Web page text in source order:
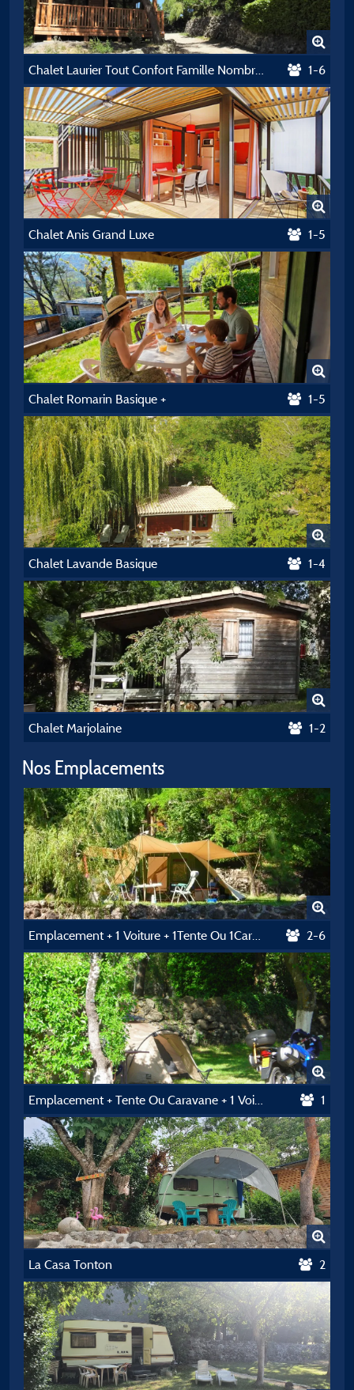
Chalet Laurier Tout Confort Famille Nombreuse 1-6
Chalet Anis Grand Luxe 1-5
Chalet Romarin Basique + 1-5
Chalet Lavande Basique 1-4
Chalet Marjolaine 1-2
Nos Emplacements
Emplacement + 1 Voiture + 1Tente Ou 1Caravane 2-6
Emplacement + Tente Ou Caravane + 1 Voiture 1
La Casa Tonton 2